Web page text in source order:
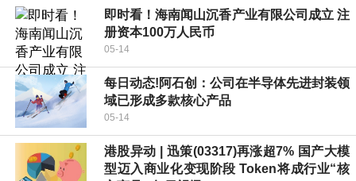
即时看！海南闻山沉香产业有限公司成立 注
册资本100万人民币
05-14
每日动态!阿石创：公司在半导体先进封装领
域已形成多款核心产品
05-14
港股异动 | 迅策(03317)再涨超7% 国产大模
型迈入商业化变现阶段 Token将成行业“核